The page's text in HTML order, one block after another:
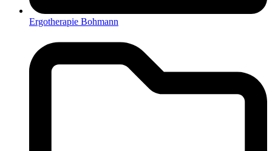
Ergotherapie Bohmann